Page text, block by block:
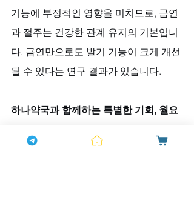
기능에 부정적인 영향을 미치므로, 금연
과 절주는 건강한 관계 유지의 기본입니
다. 금연만으로도 발기 기능이 크게 개선
될 수 있다는 연구 결과가 있습니다.
하나약국과 함께하는 특별한 기회, 월요
일은 하나데이 대박 이벤트